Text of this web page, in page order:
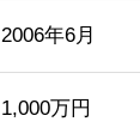
2006年6月
1,000万円